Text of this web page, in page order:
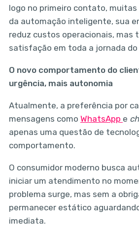
logo no primeiro contato, muitas
da automação inteligente, sua
reduz custos operacionais, mas
satisfação em toda a jornada
O novo comportamento do
urgência, mais autonomia
Atualmente, a preferência por
mensagens como WhatsApp e
apenas uma questão de
comportamento.
O consumidor moderno busca
iniciar um atendimento no
problema surge, mas sem a
permanecer estático
imediata.